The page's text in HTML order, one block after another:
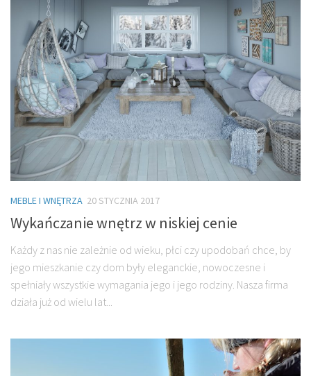
MEBLE I WNĘTRZA 20 STYCZNIA 2017
Wykańczanie wnętrz w niskiej cenie
Każdy z nas nie zależnie od wieku, płci czy upodobań chce, by
jego mieszkanie czy dom były eleganckie, nowoczesne i
spełniały wszystkie wymagania jego i jego rodziny. Nasza firma
działa już od wielu lat...